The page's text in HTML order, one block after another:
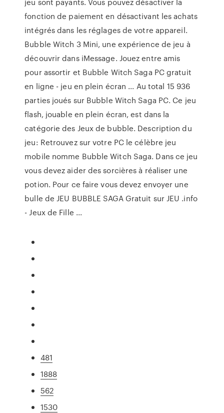
fonction de paiement en désactivant les achats
intégrés dans les réglages de votre appareil.
Bubble Witch 3 Mini, une expérience de jeu à
découvrir dans iMessage. Jouez entre amis
pour assortir et Bubble Witch Saga PC gratuit
en ligne - jeu en plein écran ... Au total 15 936
parties joués sur Bubble Witch Saga PC. Ce jeu
flash, jouable en plein écran, est dans la
catégorie des Jeux de bubble. Description du
jeu: Retrouvez sur votre PC le célèbre jeu
mobile nomme Bubble Witch Saga. Dans ce jeu
vous devez aider des sorcières à réaliser une
potion. Pour ce faire vous devez envoyer une
bulle de JEU BUBBLE SAGA Gratuit sur JEU .info
- Jeux de Fille ...
481
1888
562
1530